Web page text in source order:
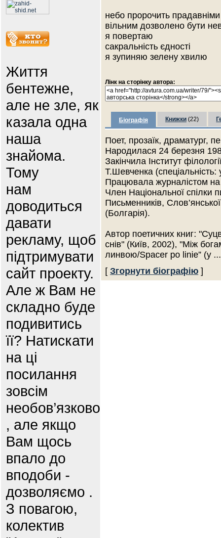
Життя
бентежне,
але не зле, як
казала одна
наша
знайома.
Тому
нам
доводиться
давати
рекламу, щоб
підтримувати
сайт проекту.
Але ж Вам не
складно буде
подивитись
її? Натискати
на ці
посилання
зовсім
необов’язково
, але якщо
Вам щось
впало до
вподоби -
дозволяємо .
З повагою,
колектив
небо пророчить
вільним дозволено бути
я повертаю
сакральність єдності
я зупиняю зелену хвилю
Лінк на сторінку автора:
Біографія Книжки (22)
Поет, прозаїк, драматург,
Народилася 24 березня
Закінчила Інститут
Т.Шевченка (спеціальність:
Працювала журналістом на
Член Національної спілки
Письменників,
(Болгарія).
Автор поетичних книг:
снів" (Київ, 2002), "Між
линвою/Spacer po linie” (у
[ Згорнути біографію ]